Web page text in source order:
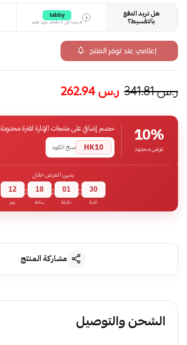
هل تريد الدفع
بالتقسيط؟
i
tabby
قسمها على 4 دفعات بدون تعقيد
إعلامي عند توفر المنتج
ر.س341.81 ر.س
10%
عرض محدود
خصم إضافي على منتجات الإنارة لفترة محدودة
HK10
نسخ الكود
ينتهي العرض خلال
12
يوم
: 18
ساعة
: 01
دقيقة
: 30
ثانية
مشاركة المنتج
الشحن والتوصيل